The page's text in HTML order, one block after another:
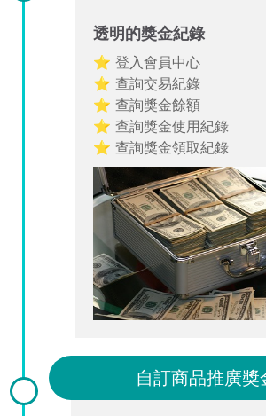
透明的獎金紀錄
⭐ 登入會員中心
⭐ 查詢交易紀錄
⭐ 查詢獎金餘額
⭐ 查詢獎金使用紀錄
⭐ 查詢獎金領取紀錄
自訂商品推廣獎